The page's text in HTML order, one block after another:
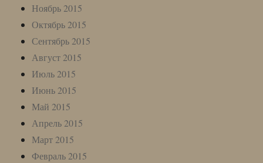
Ноябрь 2015
Октябрь 2015
Сентябрь 2015
Август 2015
Июль 2015
Июнь 2015
Май 2015
Апрель 2015
Март 2015
Февраль 2015